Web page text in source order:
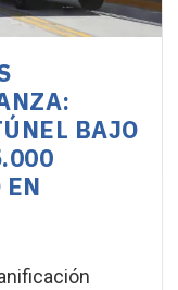
BAJO
EN